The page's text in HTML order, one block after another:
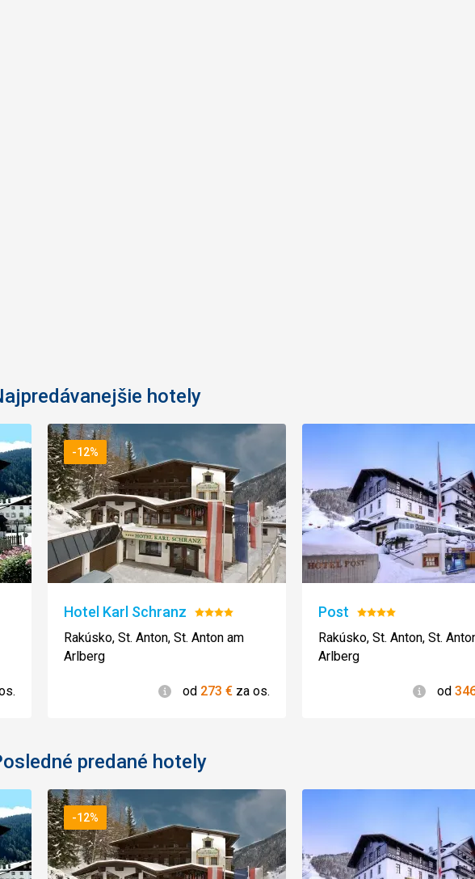
hotely
-12%
Hotel Karl Schranz Hodnotenie:
4/5
Rakúsko, St. Anton, St. Anton am
Arlberg
Informácie
od 273 € za os.
Post Hodnotenie:
4/5
Rakúsko, St. Anton, St.
Arlberg
od
predané hotely
-12%